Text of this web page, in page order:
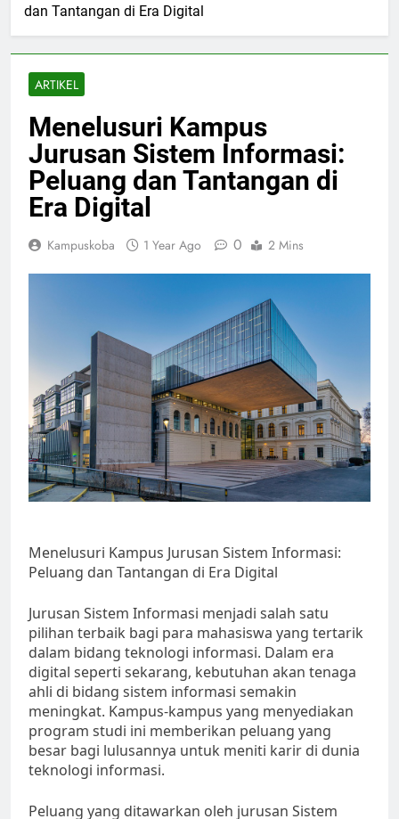
dan Tantangan di Era Digital
ARTIKEL
Menelusuri Kampus
Jurusan Sistem Informasi:
Peluang dan Tantangan di
Era Digital
Kampuskoba 1 Year Ago 0 2 Mins
Menelusuri Kampus Jurusan Sistem Informasi:
Peluang dan Tantangan di Era Digital
Jurusan Sistem Informasi menjadi salah satu
pilihan terbaik bagi para mahasiswa yang tertarik
dalam bidang teknologi informasi. Dalam era
digital seperti sekarang, kebutuhan akan tenaga
ahli di bidang sistem informasi semakin
meningkat. Kampus-kampus yang menyediakan
program studi ini memberikan peluang yang
besar bagi lulusannya untuk meniti karir di dunia
teknologi informasi.
Peluang yang ditawarkan oleh jurusan Sistem